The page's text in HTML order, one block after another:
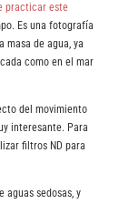
practicar este
Es una fotografía
masa de agua, ya
como en el mar
del movimiento
interesante. Para
filtros ND para
aguas sedosas, y